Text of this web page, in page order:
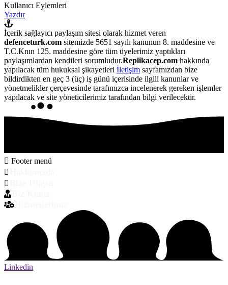
Kullanıcı Eylemleri
Yazdır
İçerik sağlayıcı paylaşım sitesi olarak hizmet veren
defenceturk.com sitemizde 5651 sayılı kanunun 8. maddesine ve
T.C.Knın 125. maddesine göre tüm üyelerimiz yaptıkları
paylaşımlardan kendileri sorumludur.Replikacep.com hakkında
yapılacak tüm hukuksal şikayetleri İletişim sayfamızdan bize
bildirdikten en geç 3 (üç) iş günü içerisinde ilgili kanunlar ve
yönetmelikler çerçevesinde tarafımızca incelenerek gereken işlemler
yapılacak ve site yöneticilerimiz tarafından bilgi verilecektir.
Footer menü
Linkedin